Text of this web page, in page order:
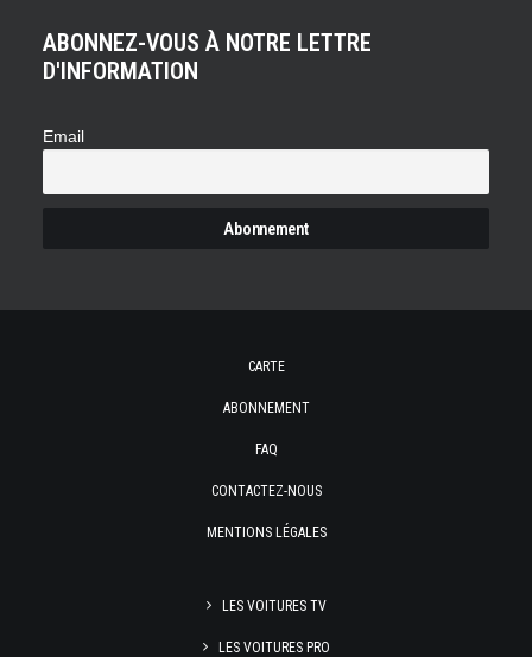
ABONNEZ-VOUS À NOTRE LETTRE
D'INFORMATION
Email
CARTE
ABONNEMENT
FAQ
CONTACTEZ-NOUS
MENTIONS LÉGALES
LES VOITURES TV
LES VOITURES PRO